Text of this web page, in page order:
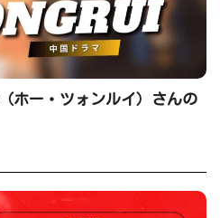
ホー・ツォンルイ）さんの